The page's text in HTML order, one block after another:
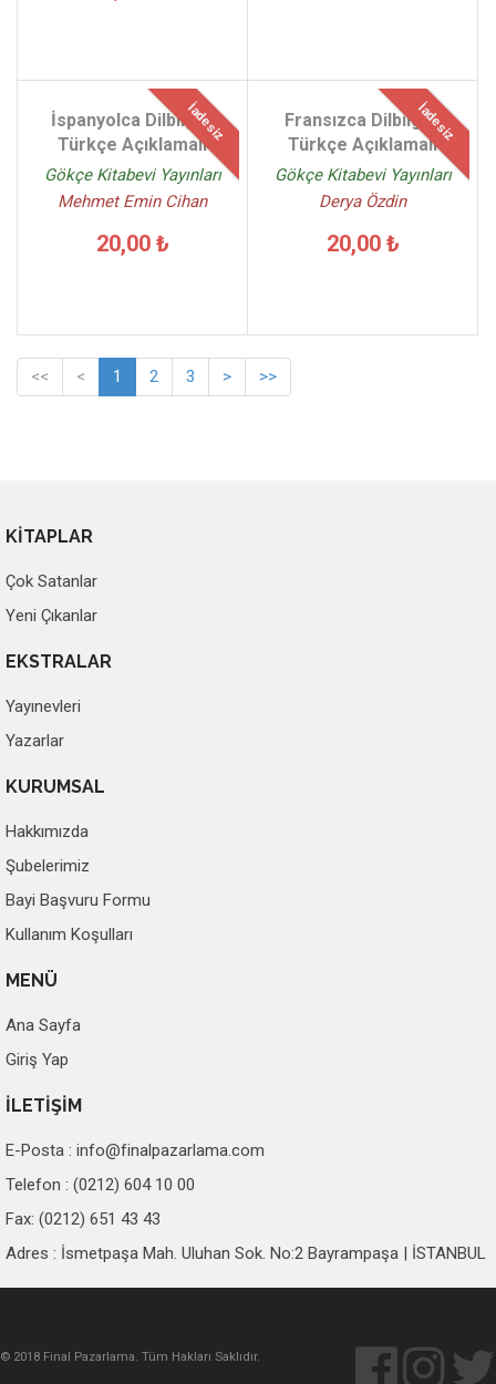
İadesiz
İspanyolca Dilbilgisi
Türkçe Açıklamalı
Gökçe Kitabevi Yayınları
Mehmet Emin Cihan
20,00 ₺
İadesiz
Fransızca Dilbilgisi
Türkçe Açıklamalı
Gökçe Kitabevi Yayınları
Derya Özdin
20,00 ₺
<< < 1 2 3 > >>
KİTAPLAR
Çok Satanlar
Yeni Çıkanlar
EKSTRALAR
Yayınevleri
Yazarlar
KURUMSAL
Hakkımızda
Şubelerimiz
Bayi Başvuru Formu
Kullanım Koşulları
MENÜ
Ana Sayfa
Giriş Yap
İLETİŞİM
E-Posta : info@finalpazarlama.com
Telefon : (0212) 604 10 00
Fax: (0212) 651 43 43
Adres : İsmetpaşa Mah. Uluhan Sok. No:2 Bayrampaşa | İSTANBUL
© 2018 Final Pazarlama. Tüm Hakları Saklıdır.